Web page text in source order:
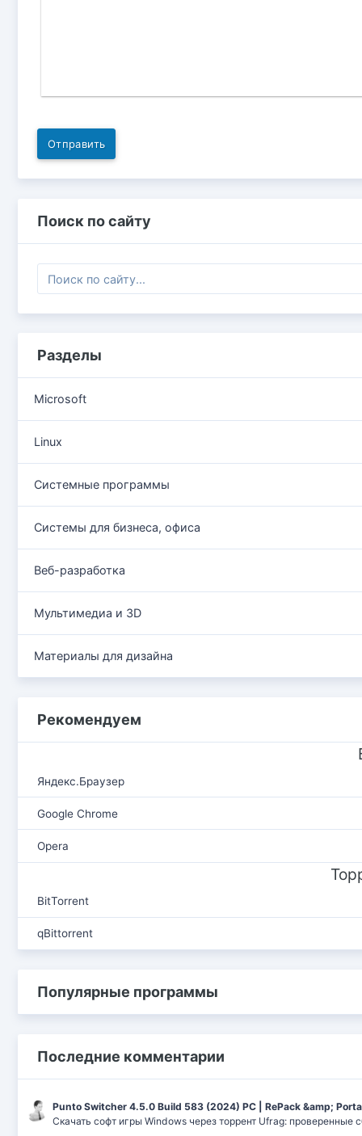
Отправить
Поиск по сайту
Разделы
Microsoft
Linux
Системные программы
Системы для бизнеса, офиса
Веб-разработка
Мультимедиа и 3D
Материалы для дизайна
Рекомендуем
Яндекс.Браузер
Google Chrome
Opera
BitTorrent
qBittorrent
Популярные программы
Последние комментарии
Punto Switcher 4.5.0 Build 583 (2024) РС | RePack &amp;
Скачать софт игры Windows через торрент Ufrag: проверенные